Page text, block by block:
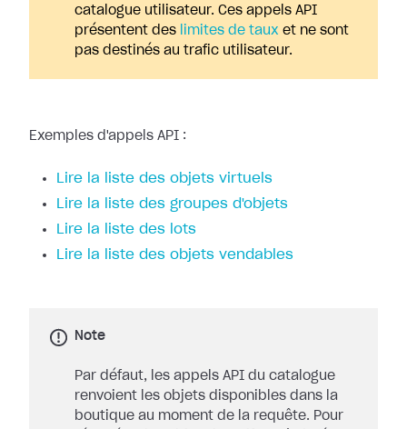
catalogue utilisateur. Ces appels API
présentent des
limites de taux et ne sont
pas destinés au trafic utilisateur.
Exemples d'appels API :
Lire la liste des objets virtuels
Lire la liste des groupes d'objets
Lire la liste des lots
Lire la liste des objets vendables
Note
Par défaut, les appels API du catalogue
renvoient les objets disponibles dans la
boutique au moment de la requête. Pour